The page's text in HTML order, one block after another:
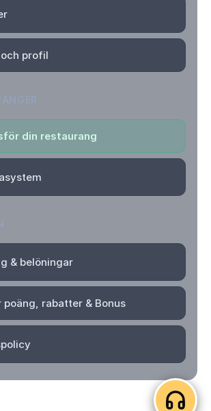
profil
din restaurang
& belöningar
rabatter & Bonus